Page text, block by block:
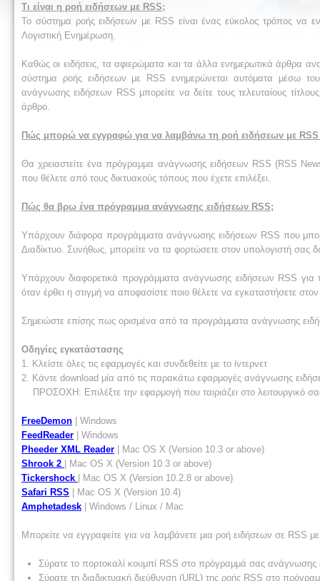
Τι είναι η ροή ειδήσεων με RSS;
Το σύστημα ροής ειδήσεων με RSS είναι ένας εύκολος τρόπος να
Λογιστική Ενημέρωση.
Καθώς οι ειδήσεις, τα αφιερώματα και τα άλλα ενημερωτικά άρθρα
σύστημα ροής ειδήσεων με RSS ενημερώνεται αυτόματα μέσω
ανάγνωσης ειδήσεων RSS μπορείτε να δείτε τους τελευταίους
άρθρο.
Πώς μπορώ να εγγραφώ για να λαμβάνω τη ροή ειδήσεων με
Θα χρειαστείτε ένα πρόγραμμα ανάγνωσης ειδήσεων RSS (RSS
που θέλετε από τους δικτυακούς τόπους που έχετε επιλέξει.
Πώς θα βρω ένα πρόγραμμα ανάγνωσης ειδήσεων RSS;
Υπάρχουν διάφορα προγράμματα ανάγνωσης ειδήσεων RSS που
Διαδίκτυο. Συνήθως, μπορείτε να τα φορτώσετε στον υπολογιστή σας
Υπάρχουν διαφορετικά προγράμματα ανάγνωσης ειδήσεων RSS για
όταν έρθει η στιγμή να αποφασίστε ποιο θέλετε να εγκαταστήσετε
Σημειώστε επίσης πως ορισμένα από τα προγράμματα ανάγνωσης
Οδηγίες εγκατάστασης
1. Κλείστε όλες τις εφαρμογές και συνδεθείτε με το ίντερνετ
2. Κάντε download μία από τις παρακάτω εφαρμογές ανάγνωσης
ΠΡΟΣΟΧΗ: Επιλέξτε την εφαρμογή που ταιριάζει στο λειτουργικό
FreeDemon | Windows
FeedReader | Windows
Pheeder XML Reader | Mac OS X (Version 10.3 or above)
Shrook 2
| Mac OS X (Version 10.3 or above)
Tickershock
| Mac OS X (Version 10.2.8 or above)
Safari RSS | Mac OS X (Version 10.4)
Amphetadesk | Windows / Linux / Mac
Μπορείτε να εγγραφείτε για να λαμβάνετε μια ροή ειδήσεων σε RSS
Σύρατε το πορτοκαλί κουμπί RSS στο πρόγραμμά σας ανάγνωσης
Σύρατε τη διαδικτυακή διεύθυνση (URL) της ροής RSS στο